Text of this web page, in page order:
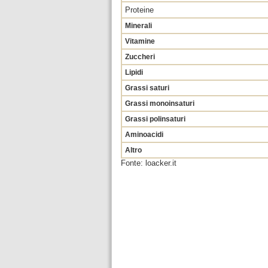
Proteine
Minerali
Vitamine
Zuccheri
Lipidi
Grassi saturi
Grassi monoinsaturi
Grassi polinsaturi
Aminoacidi
Altro
Fonte: loacker.it